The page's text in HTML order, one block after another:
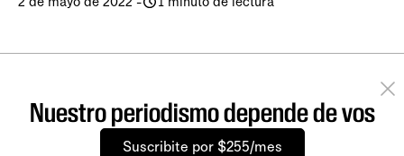
Nuestro periodismo depende de vos
Suscribite por $255/mes